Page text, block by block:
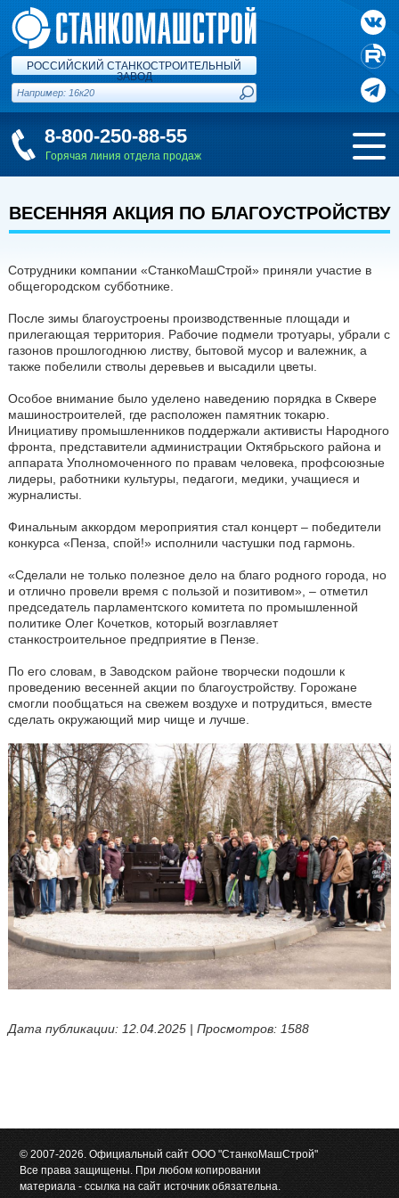
РОССИЙСКИЙ СТАНКОСТРОИТЕЛЬНЫЙ
ЗАВОД
8-800-250-88-55
Горячая линия отдела продаж
ВЕСЕННЯЯ АКЦИЯ ПО БЛАГОУСТРОЙСТВУ
Сотрудники компании «СтанкоМашСтрой» приняли участие в
общегородском субботнике.
После зимы благоустроены производственные площади и
прилегающая территория. Рабочие подмели тротуары, убрали с
газонов прошлогоднюю листву, бытовой мусор и валежник, а
также побелили стволы деревьев и высадили цветы.
Особое внимание было уделено наведению порядка в Сквере
машиностроителей, где расположен памятник токарю.
Инициативу промышленников поддержали активисты Народного
фронта, представители администрации Октябрьского района и
аппарата Уполномоченного по правам человека, профсоюзные
лидеры, работники культуры, педагоги, медики, учащиеся и
журналисты.
Финальным аккордом мероприятия стал концерт – победители
конкурса «Пенза, спой!» исполнили частушки под гармонь.
«Сделали не только полезное дело на благо родного города, но
и отлично провели время с пользой и позитивом», – отметил
председатель парламентского комитета по промышленной
политике Олег Кочетков, который возглавляет
станкостроительное предприятие в Пензе.
По его словам, в Заводском районе творчески подошли к
проведению весенней акции по благоустройству. Горожане
смогли пообщаться на свежем воздухе и потрудиться, вместе
сделать окружающий мир чище и лучше.
Дата публикации: 12.04.2025 | Просмотров: 1588
© 2007-2026. Официальный сайт ООО "СтанкоМашСтрой"
Все права защищены. При любом копировании
материала - ссылка на сайт источник обязательна.